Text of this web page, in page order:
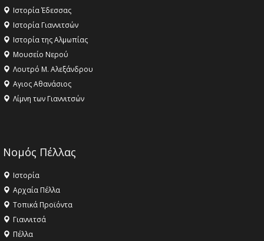
Ιστορία Έδεσσας
Ιστορία Γιαννιτσών
Ιστορία της Αλμωπίας
Μουσείο Νερού
Λουτρό Μ. Αλεξάνδρου
Αγιος Αθανάσιος
Λίμνη των Γιαννιτσών
Νομός Πέλλας
Ιστορία
Αρχαία Πέλλα
Τοπικά Προϊόντα
Γιαννιτσά
Πέλλα